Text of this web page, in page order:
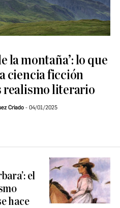
la montaña’: lo que
ciencia ficción
realismo literario
Criado 04/01/2025
el
hace